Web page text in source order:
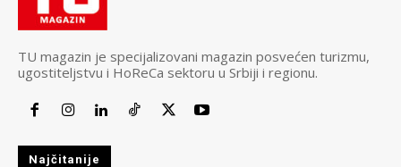
TU magazin je specijalizovani magazin posvećen turizmu,
ugostiteljstvu i HoReCa sektoru u Srbiji i regionu.
Najčitanije